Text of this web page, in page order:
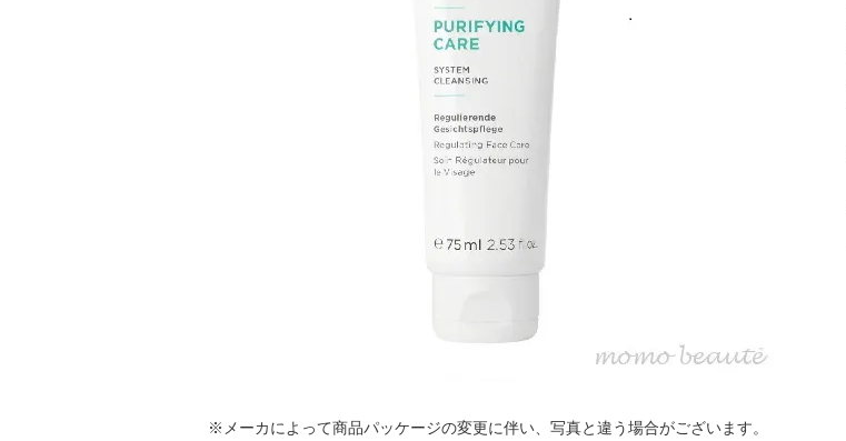
※メーカによって商品パッケージの変更に伴い、写真と違う場合がございます。